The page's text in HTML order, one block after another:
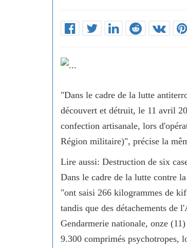
"Dans le cadre de la lutte
découvert et détruit, le 11 avril
confection artisanale, lors
Région militaire)", précise la
Lire aussi: Destruction de six
Dans le cadre de la lutte contre
"ont saisi 266 kilogrammes de
tandis que des détachements de
Gendarmerie nationale, onze
9.300 comprimés psychotropes,